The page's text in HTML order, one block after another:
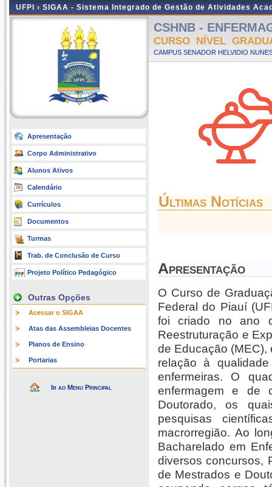
UFPI › SIGAA - Sistema Integrado de Gestão de Atividades
Apresentação
Corpo Administrativo
Alunos Ativos
Calendário
Currículos
Documentos
Turmas
Trab. de Conclusão de Curso
Projeto Político Pedagógico
Outras Opções
Acessar o SIGAA
Atas das Assembleias Docentes
Planos de Ensino
Portarias
Ir ao Menu Principal
CSHNB -
CURSO NÍVEL
CAMPUS SENADOR HELVIDIO
Últimas Notícias
Apresentação
O Curso de
Federal do Piauí
foi criado no ano
Reestruturação e
de Educação (MEC),
relação à
enfermeiras. O
enfermagem e de
Doutorado, os
pesquisas
macrorregião. Ao
Bacharelado em
diversos concursos,
de Mestrados e